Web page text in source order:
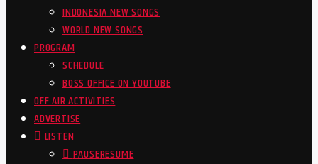
INDONESIA NEW SONGS
WORLD NEW SONGS
PROGRAM
SCHEDULE
BOSS OFFICE ON YOUTUBE
OFF AIR ACTIVITIES
ADVERTISE
LISTEN
PAUSERESUME